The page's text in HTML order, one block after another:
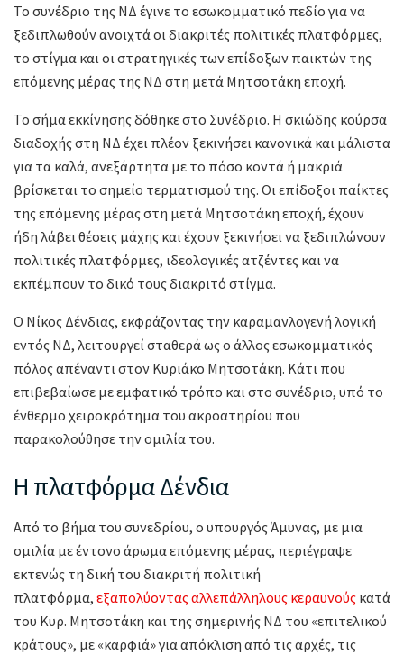
Το συνέδριο της ΝΔ έγινε το εσωκομματικό πεδίο για να
ξεδιπλωθούν ανοιχτά οι διακριτές πολιτικές πλατφόρμες,
το στίγμα και οι στρατηγικές των επίδοξων παικτών της
επόμενης μέρας της ΝΔ στη μετά Μητσοτάκη εποχή.
Το σήμα εκκίνησης δόθηκε στο Συνέδριο. Η σκιώδης κούρσα
διαδοχής στη ΝΔ έχει πλέον ξεκινήσει κανονικά και μάλιστα
για τα καλά, ανεξάρτητα με το πόσο κοντά ή μακριά
βρίσκεται το σημείο τερματισμού της. Οι επίδοξοι παίκτες
της επόμενης μέρας στη μετά Μητσοτάκη εποχή, έχουν
ήδη λάβει θέσεις μάχης και έχουν ξεκινήσει να ξεδιπλώνουν
πολιτικές πλατφόρμες, ιδεολογικές ατζέντες και να
εκπέμπουν το δικό τους διακριτό στίγμα.
Ο Νίκος Δένδιας, εκφράζοντας την καραμανλογενή λογική
εντός ΝΔ, λειτουργεί σταθερά ως ο άλλος εσωκομματικός
πόλος απέναντι στον Κυριάκο Μητσοτάκη. Κάτι που
επιβεβαίωσε με εμφατικό τρόπο και στο συνέδριο, υπό το
ένθερμο χειροκρότημα του ακροατηρίου που
παρακολούθησε την ομιλία του.
Η πλατφόρμα Δένδια
Από το βήμα του συνεδρίου, ο υπουργός Άμυνας, με μια
ομιλία με έντονο άρωμα επόμενης μέρας, περιέγραψε
εκτενώς τη δική του διακριτή πολιτική
πλατφόρμα, εξαπολύοντας αλλεπάλληλους κεραυνούς κατά
του Κυρ. Μητσοτάκη και της σημερινής ΝΔ του «επιτελικού
κράτους», με «καρφιά» για απόκλιση από τις αρχές, τις